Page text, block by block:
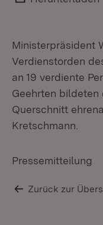
Ministerpräsident
Verdienstorden
an 19 verdiente
Geehrten bildeten
Querschnitt
Kretschmann.
Pressemitteilung
Zurück zur